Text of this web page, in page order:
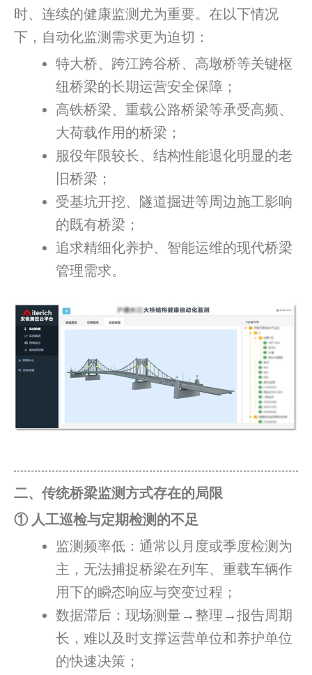
时、连续的健康监测尤为重要。在以下情况
下，自动化监测需求更为迫切：
特大桥、跨江跨谷桥、高墩桥等关键枢
纽桥梁的长期运营安全保障；
高铁桥梁、重载公路桥梁等承受高频、
大荷载作用的桥梁；
服役年限较长、结构性能退化明显的老
旧桥梁；
受基坑开挖、隧道掘进等周边施工影响
的既有桥梁；
追求精细化养护、智能运维的现代桥梁
管理需求。
二、传统桥梁监测方式存在的局限
① 人工巡检与定期检测的不足
监测频率低：通常以月度或季度检测为
主，无法捕捉桥梁在列车、重载车辆作
用下的瞬态响应与突变过程；
数据滞后：现场测量→整理→报告周期
长，难以及时支撑运营单位和养护单位
的快速决策；